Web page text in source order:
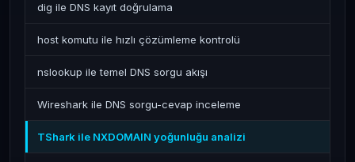
dig ile DNS kayıt doğrulama
host komutu ile hızlı çözümleme kontrolü
nslookup ile temel DNS sorgu akışı
Wireshark ile DNS sorgu-cevap inceleme
TShark ile NXDOMAIN yoğunluğu analizi